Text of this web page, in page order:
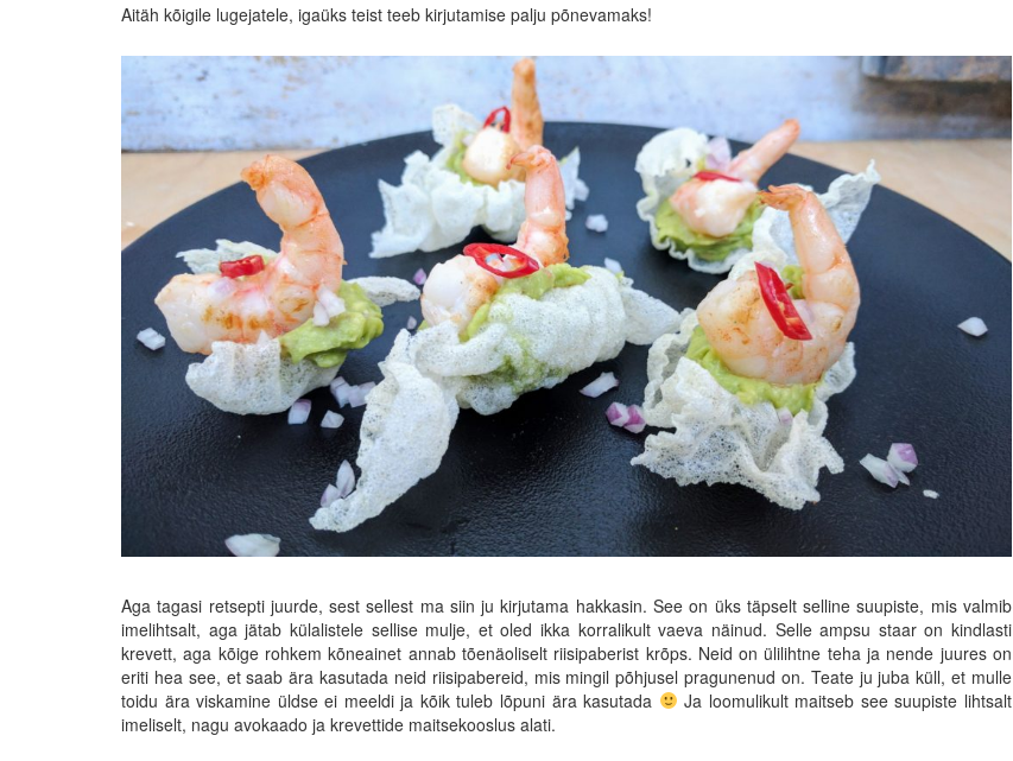
Aitäh kõigile lugejatele, igaüks teist teeb kirjutamise palju põnevamaks!
Aga tagasi retsepti juurde, sest sellest ma siin ju kirjutama hakkasin. See on üks täpselt selline suupiste, mis valmib
imelihtsalt, aga jätab külalistele sellise mulje, et oled ikka korralikult vaeva näinud. Selle ampsu staar on kindlasti
krevett, aga kõige rohkem kõneainet annab tõenäoliselt riisipaberist krõps. Neid on ülilihtne teha ja nende juures on
eriti hea see, et saab ära kasutada neid riisipabereid, mis mingil põhjusel pragunenud on. Teate ju juba küll, et mulle
toidu ära viskamine üldse ei meeldi ja kõik tuleb lõpuni ära kasutada
Ja loomulikult maitseb see suupiste lihtsalt
imeliselt, nagu avokaado ja krevettide maitsekooslus alati.